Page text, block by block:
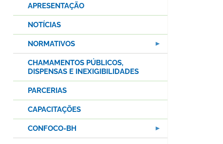
APRESENTAÇÃO
NOTÍCIAS
NORMATIVOS
CHAMAMENTOS PÚBLICOS,
DISPENSAS E INEXIGIBILIDADES
PARCERIAS
CAPACITAÇÕES
CONFOCO-BH